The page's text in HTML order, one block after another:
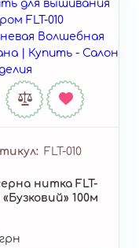
FLT-010
нитка FLT-
«Бузковий» 100м